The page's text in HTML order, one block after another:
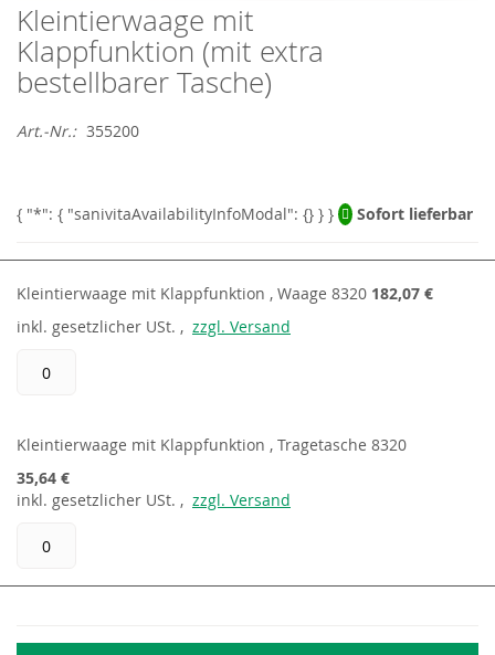
Skip
to
the
beginning
the
Kleintierwaage mit
Klappfunktion (mit extra
bestellbarer Tasche)
Art.-Nr. 355200
Sofort lieferbar
product
Kleintierwaage mit Klappfunktion , Waage 8320 182,07 €
inkl. gesetzlicher USt. , zzgl. Versand
Kleintierwaage mit Klappfunktion , Tragetasche 8320
35,64 €
inkl. gesetzlicher USt. , zzgl. Versand